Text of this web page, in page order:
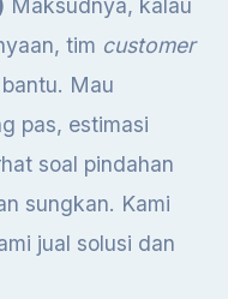
Maksudnya, kalau
tim customer
Mau
pas, estimasi
soal pindahan
sungkan. Kami
jual solusi dan